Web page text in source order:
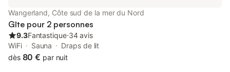
Wangerland, Côte sud de la mer du Nord
Gîte pour 2 personnes
9.3Fantastique⋅34 avis
WiFi
Sauna
Draps de lit
dès 80 € par nuit